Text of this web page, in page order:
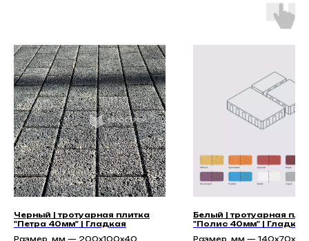
Черный | тротуарная плитка
"Петра 40мм" | Гладкая
Размер, мм — 200x100x40
Белый | тротуарная
"Полис 40мм" | Гладкая
Размер, мм —